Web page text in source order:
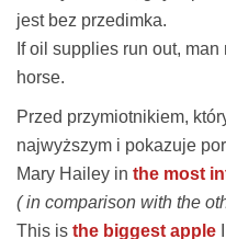
jest bez przedimka.
If oil supplies run out, man
horse.
Przed przymiotnikiem,
najwyższym i pokazuje
Mary Hailey in the most
( in comparison with the
This is the biggest apple